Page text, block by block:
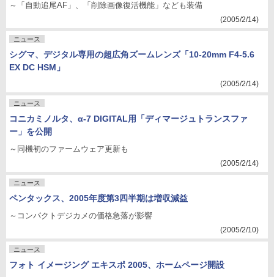
～「自動追尾AF」、「削除画像復活機能」なども装備
(2005/2/14)
ニュース
シグマ、デジタル専用の超広角ズームレンズ「10-20mm F4-5.6
EX DC HSM」
(2005/2/14)
ニュース
コニカミノルタ、α-7 DIGITAL用「ディマージュトランスファ
ー」を公開
～同機初のファームウェア更新も
(2005/2/14)
ニュース
ペンタックス、2005年度第3四半期は増収減益
～コンパクトデジカメの価格急落が影響
(2005/2/10)
ニュース
フォト イメージング エキスポ 2005、ホームページ開設